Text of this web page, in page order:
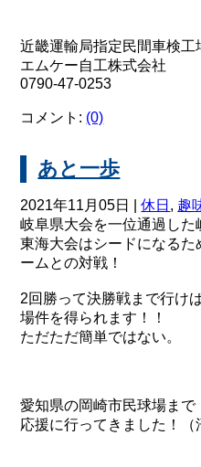
近畿運輸局指定民間車検工
エムケー自工株式会社
0790-47-0253
コメント: (0)
あと一歩
2021年11月05日 |休日 , 趣
岐阜県大会を一位通過した
東海大会はシードになる
ームとの対戦！
2回勝って決勝戦まで行け
場件を得られます！！
ただただ簡単ではない。
愛知県の岡崎市民球場まで
応援に行ってきました！（